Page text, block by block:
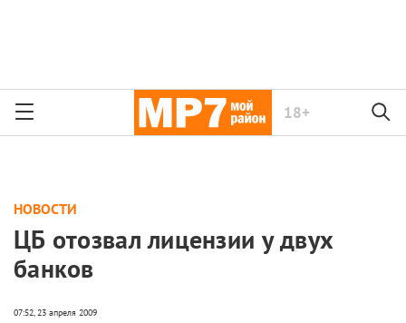
18+
НОВОСТИ
ЦБ отозвал лицензии у двух
банков